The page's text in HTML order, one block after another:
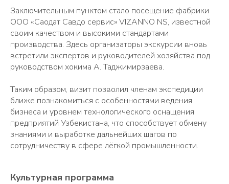
Заключительным пунктом стало посещение фабрики
ООО «Саодат Савдо сервис» VIZANNO NS, известной
своим качеством и высокими стандартами
производства. Здесь организаторы экскурсии вновь
встретили экспертов и руководителей хозяйства под
руководством хокима А. Таджимирзаева.
Таким образом, визит позволил членам экспедиции
ближе познакомиться с особенностями ведения
бизнеса и уровнем технологического оснащения
предприятий Узбекистана, что способствует обмену
знаниями и выработке дальнейших шагов по
сотрудничеству в сфере лёгкой промышленности.
Культурная программа